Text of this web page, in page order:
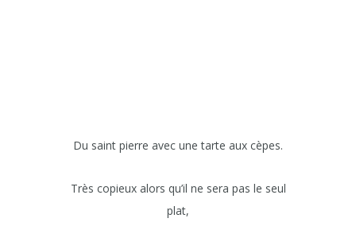
Du saint pierre avec une tarte aux cèpes.
Très copieux alors qu’il ne sera pas le seul
plat,